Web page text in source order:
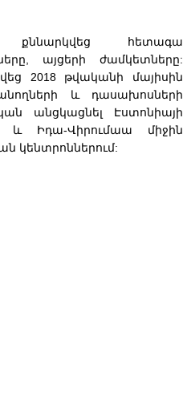
քննարկվեց հետագա
այցերի ժամկետները:
2018 թվականի մայիսին
և դասախոսների
անցկացնել Էստոնիայի
և Իդա-Վիրումաա միջին
կենտրոններում: